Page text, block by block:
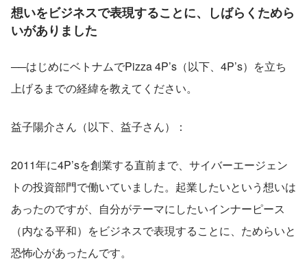
想いをビジネスで表現することに、しばらくためら
いがありました
──はじめにベトナムでPizza 4P’s（以下、4P’s）を立ち
上げるまでの経緯を教えてください。
益子陽介さん（以下、益子さん）：
2011年に4P’sを創業する直前まで、サイバーエージェン
トの投資部門で働いていました。起業したいという想いは
あったのですが、自分がテーマにしたいインナーピース
（内なる平和）をビジネスで表現することに、ためらいと
恐怖心があったんです。